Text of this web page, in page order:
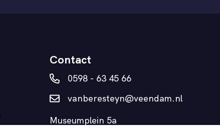
Contact
0598 - 63 45 66
vanberesteyn@veendam.nl
Museumplein 5a